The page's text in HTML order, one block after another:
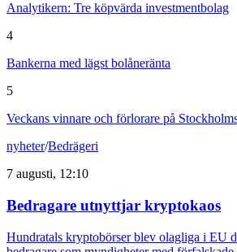
Analytikern: Tre köpvärda investmentbolag
4
Bankerna med lägst bolåneränta
5
Veckans vinnare och förlorare på
nyheter/Bedrägeri
7 augusti, 12:10
Bedragare utnyttjar kryptokaos
Hundratals kryptobörser blev olagliga i EU